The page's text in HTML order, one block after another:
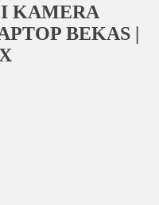
KAMERA
BEKAS |